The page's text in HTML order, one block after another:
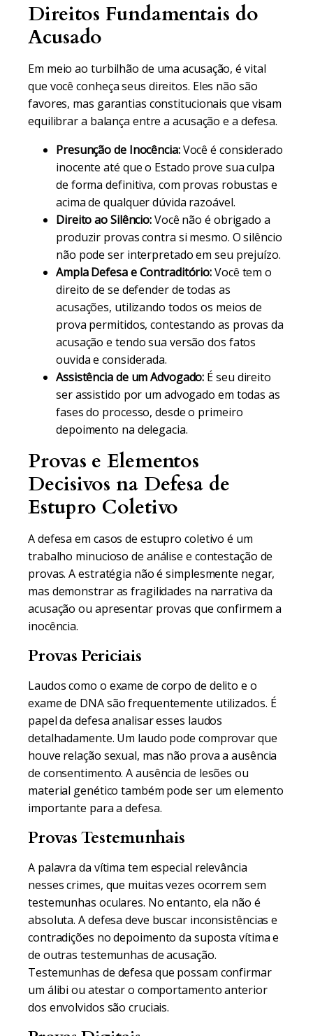
Direitos Fundamentais do
Acusado
Em meio ao turbilhão de uma acusação, é vital
que você conheça seus direitos. Eles não são
favores, mas garantias constitucionais que visam
equilibrar a balança entre a acusação e a defesa.
Presunção de Inocência:Você é considerado
inocente até que o Estado prove sua culpa
de forma definitiva, com provas robustas e
acima de qualquer dúvida razoável.
Direito ao Silêncio:Você não é obrigado a
produzir provas contra si mesmo. O silêncio
não pode ser interpretado em seu prejuízo.
Ampla Defesa e Contraditório:Você tem o
direito de se defender de todas as
acusações, utilizando todos os meios de
prova permitidos, contestando as provas da
acusação e tendo sua versão dos fatos
ouvida e considerada.
Assistência de um Advogado: É seu direito
ser assistido por um advogado em todas as
fases do processo, desde o primeiro
depoimento na delegacia.
Provas e Elementos
Decisivos na Defesa de
Estupro Coletivo
A defesa em casos de estupro coletivo é um
trabalho minucioso de análise e contestação de
provas. A estratégia não é simplesmente negar,
mas demonstrar as fragilidades na narrativa da
acusação ou apresentar provas que confirmem a
inocência.
Provas Periciais
Laudos como o exame de corpo de delito e o
exame de DNA são frequentemente utilizados. É
papel da defesa analisar esses laudos
detalhadamente. Um laudo pode comprovar que
houve relação sexual, mas não prova a ausência
de consentimento. A ausência de lesões ou
material genético também pode ser um elemento
importante para a defesa.
Provas Testemunhais
A palavra da vítima tem especial relevância
nesses crimes, que muitas vezes ocorrem sem
testemunhas oculares. No entanto, ela não é
absoluta. A defesa deve buscar inconsistências e
contradições no depoimento da suposta vítima e
de outras testemunhas de acusação.
Testemunhas de defesa que possam confirmar
um álibi ou atestar o comportamento anterior
dos envolvidos são cruciais.